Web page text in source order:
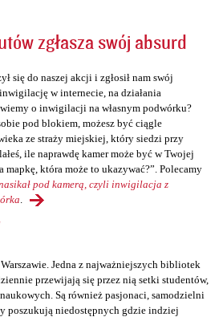
zgłasza swój absurd
się do naszej akcji i zgłosił nam swój
w internecie, na działania
o inwigilacji na własnym podwórku?
pod blokiem, możesz być ciągle
ze straży miejskiej, który siedzi przy
ile naprawdę kamer może być w Twojej
mapkę, która może to ukazywać?”. Polecamy
pod kamerą, czyli inwigilacja z
Jedna z najważniejszych bibliotek
przewijają się przez nią setki studentów,
Są również pasjonaci, samodzielni
poszukują niedostępnych gdzie indziej